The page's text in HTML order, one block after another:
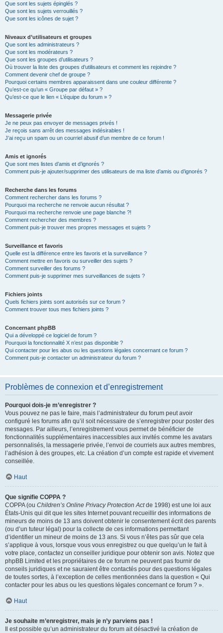
Que sont les sujets épinglés ?
Que sont les sujets verrouillés ?
Que sont les icônes de sujet ?
Niveaux d’utilisateurs et groupes
Que sont les administrateurs ?
Que sont les modérateurs ?
Que sont les groupes d’utilisateurs ?
Où trouver la liste des groupes d’utilisateurs et comment les rejoindre ?
Comment devenir chef de groupe ?
Pourquoi certains membres apparaissent dans une couleur différente ?
Qu’est-ce qu’un « Groupe par défaut » ?
Qu’est-ce que le lien « L’équipe du forum » ?
Messagerie privée
Je ne peux pas envoyer de messages privés !
Je reçois sans arrêt des messages indésirables !
J’ai reçu un spam ou un courriel abusif d’un membre de ce forum !
Amis et ignorés
Que sont mes listes d’amis et d’ignorés ?
Comment puis-je ajouter/supprimer des utilisateurs de ma liste d’amis ou d’ignorés ?
Recherche dans les forums
Comment rechercher dans les forums ?
Pourquoi ma recherche ne renvoie aucun résultat ?
Pourquoi ma recherche renvoie une page blanche ?!
Comment rechercher des membres ?
Comment puis-je trouver mes propres messages et sujets ?
Surveillance et favoris
Quelle est la différence entre les favoris et la surveillance ?
Comment mettre en favoris ou surveiller des sujets ?
Comment surveiller des forums ?
Comment puis-je supprimer mes surveillances de sujets ?
Fichiers joints
Quels fichiers joints sont autorisés sur ce forum ?
Comment trouver tous mes fichiers joints ?
Concernant phpBB
Qui a développé ce logiciel de forum ?
Pourquoi la fonctionnalité X n’est pas disponible ?
Qui contacter pour les abus ou les questions légales concernant ce forum ?
Comment puis-je contacter un administrateur du forum ?
Problèmes de connexion et d’enregistrement
Pourquoi dois-je m’enregistrer ?
Vous pouvez ne pas le faire, mais l’administrateur du forum peut avoir
configuré les forums afin qu’il soit nécessaire de s’enregistrer pour poster des
messages. Par ailleurs, l’enregistrement vous permet de bénéficier de
fonctionnalités supplémentaires inaccessibles aux invités comme les avatars
personnalisés, la messagerie privée, l’envoi de courriels aux autres membres,
l’adhésion à des groupes, etc. La création d’un compte est rapide et vivement
conseillée.
Haut
Que signifie COPPA ?
COPPA (ou Children’s Online Privacy Protection Actde 1998) est une loi aux
États-Unis qui dit que les sites Internet pouvant recueillir des informations de
mineurs de moins de 13 ans doivent obtenir le consentement écrit des parents
(ou d’un tuteur légal) pour la collecte de ces informations permettant
d’identifier un mineur de moins de 13 ans. Si vous n’êtes pas sûr que cela
s’applique à vous, lorsque vous vous enregistrez ou que quelqu’un le fait à
votre place, contactez un conseiller juridique pour obtenir son avis. Notez que
phpBB Limited et les propriétaires de ce forum ne peuvent pas fournir de
conseils juridiques et ne sauraient être contactés pour des questions légales
de toutes sortes, à l’exception de celles mentionnées dans la question « Qui
contacter pour les abus ou les questions légales concernant ce forum ? ».
Haut
Je souhaite m’enregistrer, mais je n’y parviens pas !
Il est possible qu’un administrateur du forum ait désactivé la création de